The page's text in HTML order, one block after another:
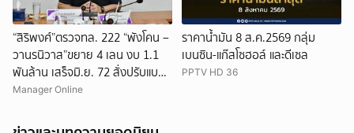
“สิริพงศ์”ตรวจทล. 222 “พังโคน –
วานรนิวาส”ขยาย 4 เลน งบ 1.1
พันล้าน เสร็จมิ.ย. 72 สั่งปรับแบบ
แก้จุดเสี่ยง เพิ่มทางระบายน้ำ
Manager Online
ราคาน้ำมัน 8 ส.ค.2569 กลุ่ม
เบนซิน-แก๊สโซฮอล์ และดีเซล
PPTV HD 36